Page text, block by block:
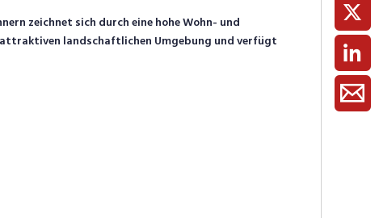
zeichnet sich durch eine hohe Wohn- und
landschaftlichen Umgebung und verfügt